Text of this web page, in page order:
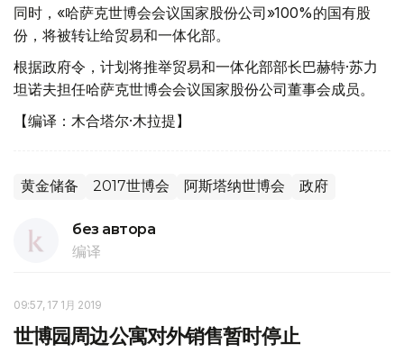
同时，«哈萨克世博会会议国家股份公司»100%的国有股
份，将被转让给贸易和一体化部。
根据政府令，计划将推举贸易和一体化部部长巴赫特·苏力
坦诺夫担任哈萨克世博会会议国家股份公司董事会成员。
【编译：木合塔尔·木拉提】
黄金储备 2017世博会 阿斯塔纳世博会 政府
без автора
编译
09:57, 17 1月 2019
世博园周边公寓对外销售暂时停止